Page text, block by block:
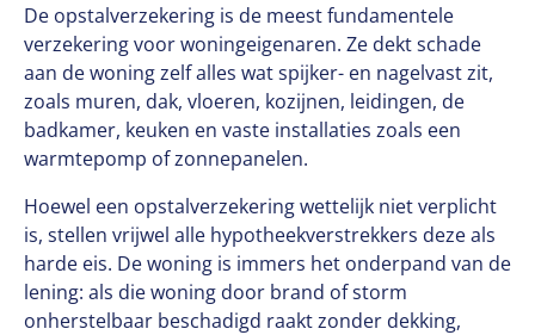
De opstalverzekering is de meest fundamentele
verzekering voor woningeigenaren. Ze dekt schade
aan de woning zelf alles wat spijker- en nagelvast zit,
zoals muren, dak, vloeren, kozijnen, leidingen, de
badkamer, keuken en vaste installaties zoals een
warmtepomp of zonnepanelen.
Hoewel een opstalverzekering wettelijk niet verplicht
is, stellen vrijwel alle hypotheekverstrekkers deze als
harde eis. De woning is immers het onderpand van de
lening: als die woning door brand of storm
onherstelbaar beschadigd raakt zonder dekking,